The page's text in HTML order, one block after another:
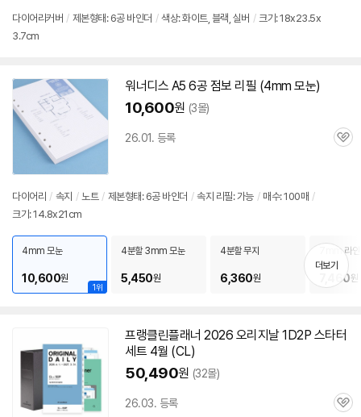
다이어리커버 / 제본형태: 6공바인더 / 색상: 화이트, 블랙, 실버 / 크기: 18x23.5x
3.7cm
워너디스 A5 6공 점보 리필 (4mm 모눈)
10,600원 (3몰)
26.01. 등록
관
다이어리 / 속지 / 노트 / 제본형태: 6공바인더 / 속지 리필: 가능 / 매수: 100매 /
크기: 14.8x21cm
1위
4mm 모눈
10,600원
4분할 3mm 모눈
5,450원
4분할 무지
6,360원
7mm 라인
7,460원
더보기
프랭클린플래너 2026 오리지날 1D2P 스타터
세트 4월 (CL)
50,490원 (32몰)
26.03. 등록
관